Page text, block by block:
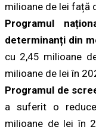
milioane de lei față
Programul
determinanți din
cu 2,45 milioane
milioane de lei în
Programul de
a suferit o
milioane de lei în